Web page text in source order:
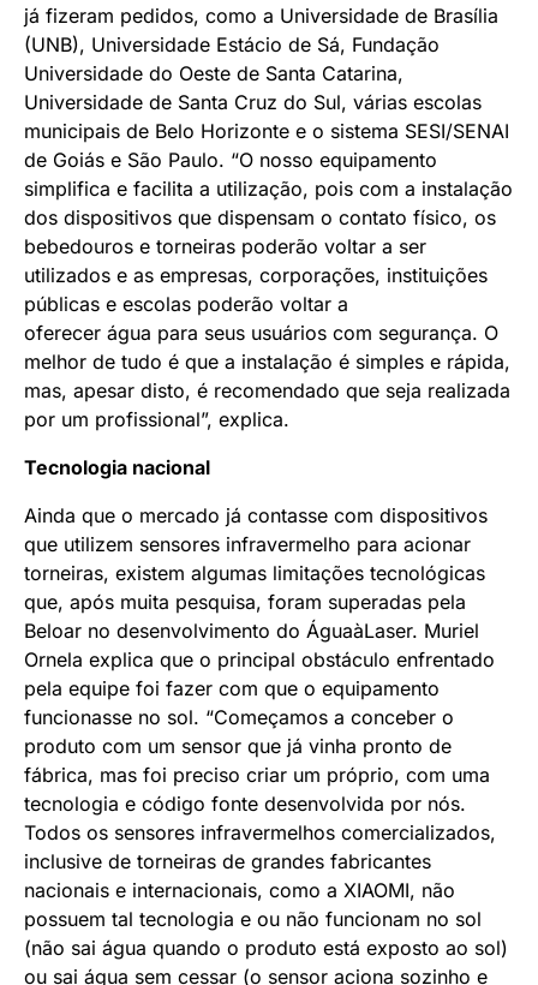
já fizeram pedidos, como a Universidade de Brasília
(UNB), Universidade Estácio de Sá, Fundação
Universidade do Oeste de Santa Catarina,
Universidade de Santa Cruz do Sul, várias escolas
municipais de Belo Horizonte e o sistema SESI/SENAI
de Goiás e São Paulo. “O nosso equipamento
simplifica e facilita a utilização, pois com a instalação
dos dispositivos que dispensam o contato físico, os
bebedouros e torneiras poderão voltar a ser
utilizados e as empresas, corporações, instituições
públicas e escolas poderão voltar a
oferecer água para seus usuários com segurança. O
melhor de tudo é que a instalação é simples e rápida,
mas, apesar disto, é recomendado que seja realizada
por um profissional”, explica.
Tecnologia nacional
Ainda que o mercado já contasse com dispositivos
que utilizem sensores infravermelho para acionar
torneiras, existem algumas limitações tecnológicas
que, após muita pesquisa, foram superadas pela
Beloar no desenvolvimento do ÁguaàLaser. Muriel
Ornela explica que o principal obstáculo enfrentado
pela equipe foi fazer com que o equipamento
funcionasse no sol. “Começamos a conceber o
produto com um sensor que já vinha pronto de
fábrica, mas foi preciso criar um próprio, com uma
tecnologia e código fonte desenvolvida por nós.
Todos os sensores infravermelhos comercializados,
inclusive de torneiras de grandes fabricantes
nacionais e internacionais, como a XIAOMI, não
possuem tal tecnologia e ou não funcionam no sol
(não sai água quando o produto está exposto ao sol)
ou sai água sem cessar (o sensor aciona sozinho e